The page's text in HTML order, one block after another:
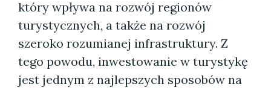
który wpływa na rozwój regionów
turystycznych, a także na rozwój
szeroko rozumianej infrastruktury. Z
tego powodu, inwestowanie w turystykę
jest jednym z najlepszych sposobów na